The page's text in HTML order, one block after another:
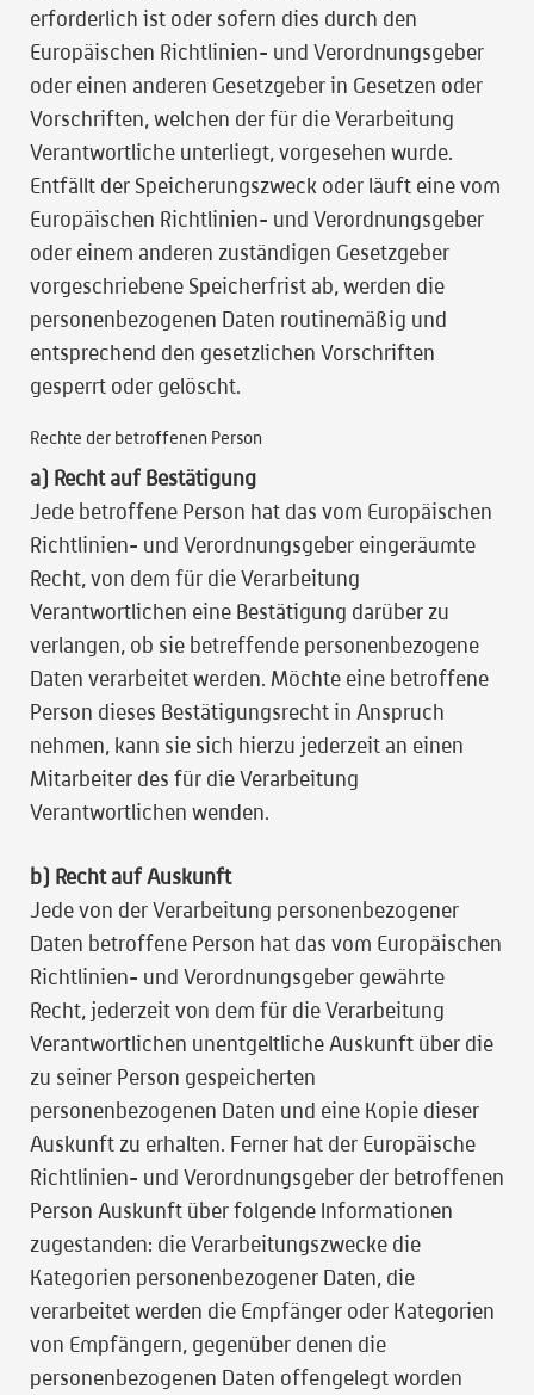
erforderlich ist oder sofern dies durch den
Europäischen Richtlinien- und Verordnungsgeber
oder einen anderen Gesetzgeber in Gesetzen oder
Vorschriften, welchen der für die Verarbeitung
Verantwortliche unterliegt, vorgesehen wurde.
Entfällt der Speicherungszweck oder läuft eine vom
Europäischen Richtlinien- und Verordnungsgeber
oder einem anderen zuständigen Gesetzgeber
vorgeschriebene Speicherfrist ab, werden die
personenbezogenen Daten routinemäßig und
entsprechend den gesetzlichen Vorschriften
gesperrt oder gelöscht.
Rechte der betroffenen Person
a) Recht auf Bestätigung
Jede betroffene Person hat das vom Europäischen
Richtlinien- und Verordnungsgeber eingeräumte
Recht, von dem für die Verarbeitung
Verantwortlichen eine Bestätigung darüber zu
verlangen, ob sie betreffende personenbezogene
Daten verarbeitet werden. Möchte eine betroffene
Person dieses Bestätigungsrecht in Anspruch
nehmen, kann sie sich hierzu jederzeit an einen
Mitarbeiter des für die Verarbeitung
Verantwortlichen wenden.
b) Recht auf Auskunft
Jede von der Verarbeitung personenbezogener
Daten betroffene Person hat das vom Europäischen
Richtlinien- und Verordnungsgeber gewährte
Recht, jederzeit von dem für die Verarbeitung
Verantwortlichen unentgeltliche Auskunft über die
zu seiner Person gespeicherten
personenbezogenen Daten und eine Kopie dieser
Auskunft zu erhalten. Ferner hat der Europäische
Richtlinien- und Verordnungsgeber der betroffenen
Person Auskunft über folgende Informationen
zugestanden: die Verarbeitungszwecke die
Kategorien personenbezogener Daten, die
verarbeitet werden die Empfänger oder Kategorien
von Empfängern, gegenüber denen die
personenbezogenen Daten offengelegt worden